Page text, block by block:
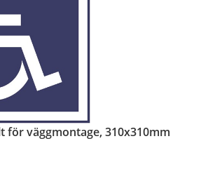
för väggmontage, 310x310mm